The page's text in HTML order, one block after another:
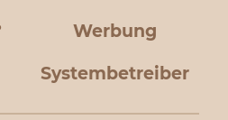
Werbung
Systembetreiber